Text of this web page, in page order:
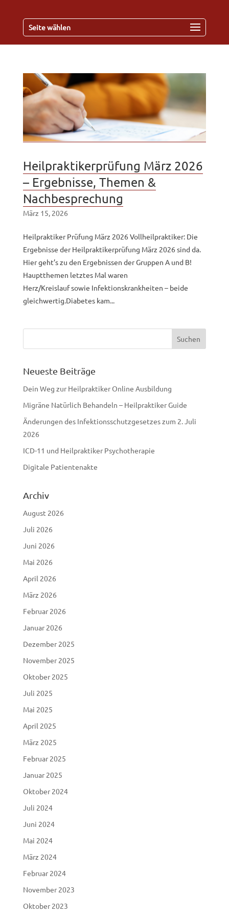
Seite wählen
Heilpraktikerprüfung März 2026
– Ergebnisse, Themen &
Nachbesprechung
März 15, 2026
Heilpraktiker Prüfung März 2026 Vollheilpraktiker: Die
Ergebnisse der Heilpraktikerprüfung März 2026 sind da.
Hier geht’s zu den Ergebnissen der Gruppen A und B!
Hauptthemen letztes Mal waren
Herz/Kreislauf sowie Infektionskrankheiten – beide
gleichwertig.Diabetes kam...
Neueste Beiträge
Dein Weg zur Heilpraktiker Online Ausbildung
Migräne Natürlich Behandeln – Heilpraktiker Guide
Änderungen des Infektionsschutzgesetzes zum 2. Juli
2026
ICD-11 und Heilpraktiker Psychotherapie
Digitale Patientenakte
Archiv
August 2026
Juli 2026
Juni 2026
Mai 2026
April 2026
März 2026
Februar 2026
Januar 2026
Dezember 2025
November 2025
Oktober 2025
Juli 2025
Mai 2025
April 2025
März 2025
Februar 2025
Januar 2025
Oktober 2024
Juli 2024
Juni 2024
Mai 2024
März 2024
Februar 2024
November 2023
Oktober 2023